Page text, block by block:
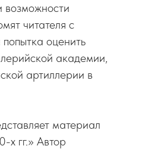
возможности
читателя с
оценить
академии,
артиллерии в
материал
х гг.» Автор